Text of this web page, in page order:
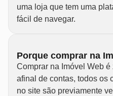
uma loja que tem uma
fácil de navegar.
Porque comprar na
Comprar na Imóvel Web
afinal de contas, todos os
no site são previamente